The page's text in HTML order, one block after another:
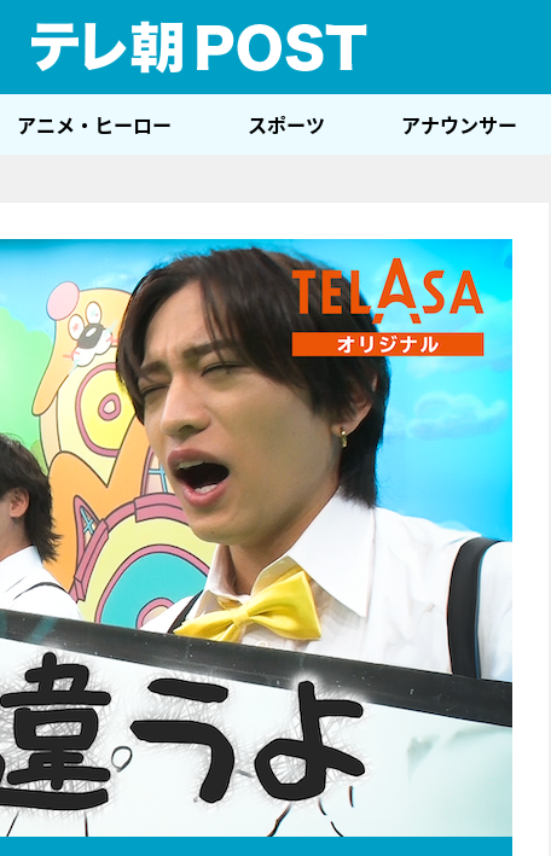
アニメ・ヒーロー スポーツ アナウンサー
『アイ＝ラブ！げーみんぐ』＝LOV
E齋藤樹愛羅＆佐々木舞香SPインタ
ビュー